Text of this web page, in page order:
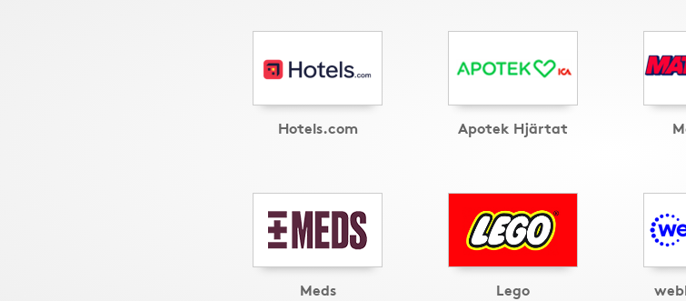
Hotels.com Apotek Hjärtat
Meds Lego